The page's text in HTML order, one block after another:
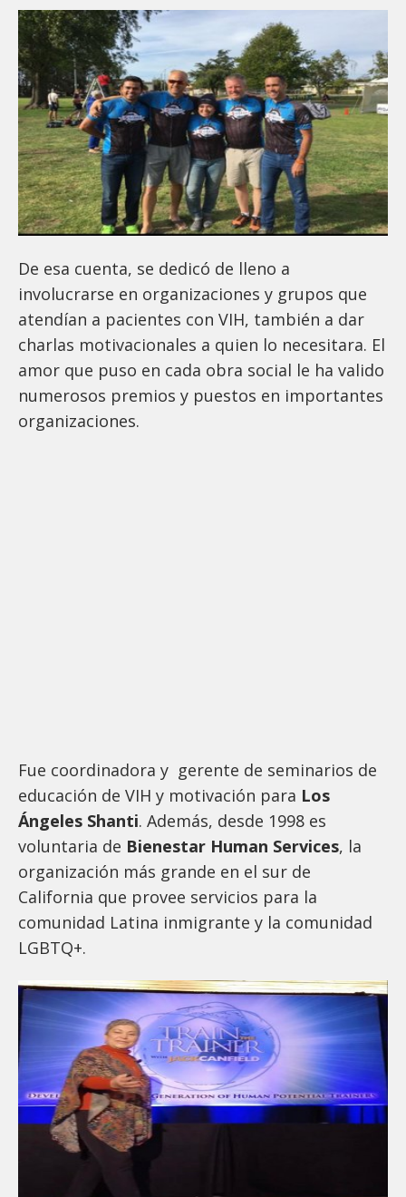
De esa cuenta, se dedicó de lleno a
involucrarse en organizaciones y grupos que
atendían a pacientes con VIH, también a dar
charlas motivacionales a quien lo necesitara. El
amor que puso en cada obra social le ha valido
numerosos premios y puestos en importantes
organizaciones.
Fue coordinadora y gerente de seminarios de
educación de VIH y motivación para Los
Ángeles Shanti. Además, desde 1998 es
voluntaria de Bienestar Human Services, la
organización más grande en el sur de
California que provee servicios para la
comunidad Latina inmigrante y la comunidad
LGBTQ+.